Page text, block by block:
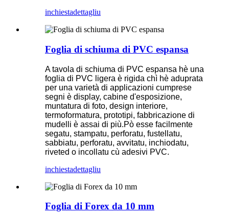
inchiestadettagliu
Foglia di schiuma di PVC espansa
A tavola di schiuma di PVC espansa hè una
foglia di PVC ligera è rigida chì hè aduprata
per una varietà di applicazioni cumprese
segni è display, cabine d'esposizione,
muntatura di foto, design interiore,
termoformatura, prototipi, fabbricazione di
mudelli è assai di più.Pò esse facilmente
segatu, stampatu, perforatu, fustellatu,
sabbiatu, perforatu, avvitatu, inchiodatu,
riveted o incollatu cù adesivi PVC.
inchiestadettagliu
Foglia di Forex da 10 mm